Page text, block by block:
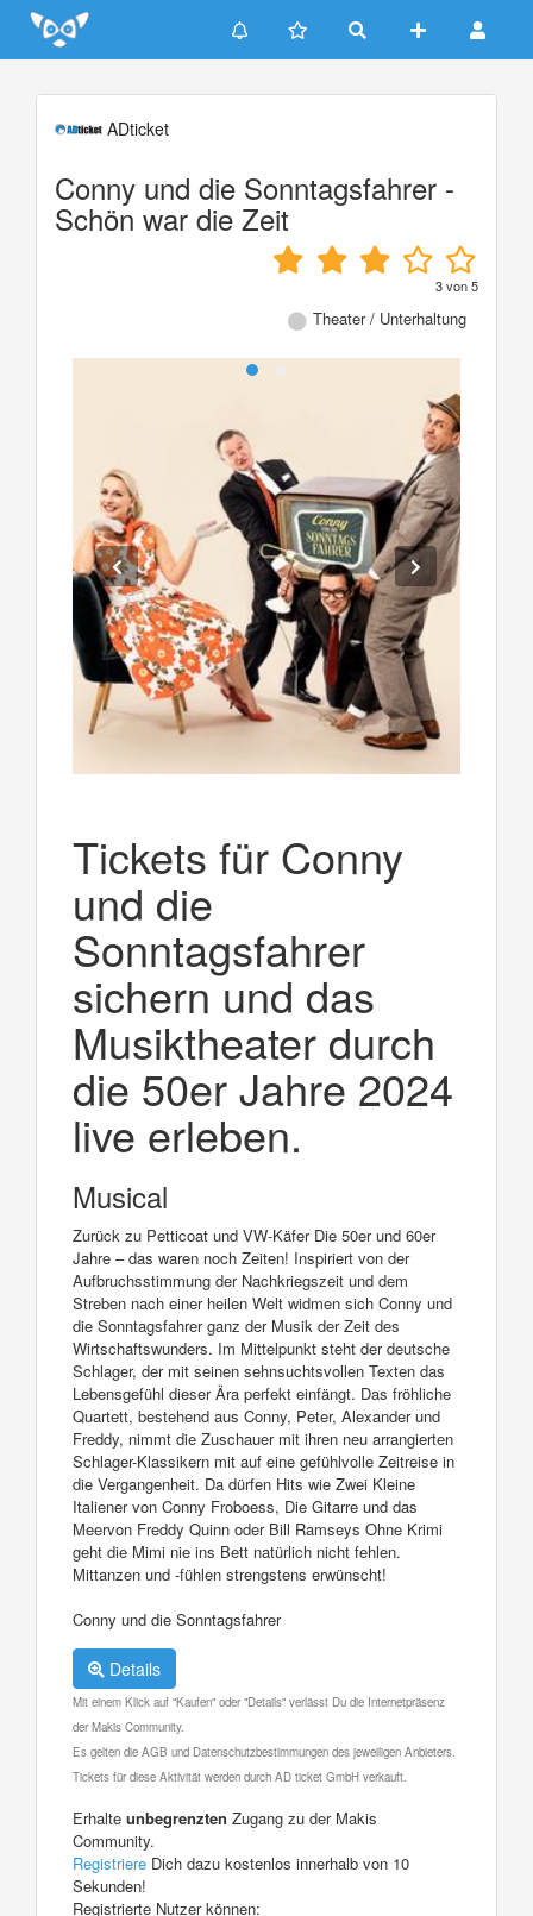
Update cookies preferences
ADticket
Conny und die Sonntagsfahrer -
Schön war die Zeit
3von5
Theater / Unterhaltung
Tickets für Conny
und die
Sonntagsfahrer
sichern und das
Musiktheater durch
die 50er Jahre 2024
live erleben.
Musical
Zurück zu Petticoat und VW-Käfer Die 50er und 60er
Jahre – das waren noch Zeiten! Inspiriert von der
Aufbruchsstimmung der Nachkriegszeit und dem
Streben nach einer heilen Welt widmen sich Conny und
die Sonntagsfahrer ganz der Musik der Zeit des
Wirtschaftswunders. Im Mittelpunkt steht der deutsche
Schlager, der mit seinen sehnsuchtsvollen Texten das
Lebensgefühl dieser Ära perfekt einfängt. Das fröhliche
Quartett, bestehend aus Conny, Peter, Alexander und
Freddy, nimmt die Zuschauer mit ihren neu arrangierten
Schlager-Klassikern mit auf eine gefühlvolle Zeitreise in
die Vergangenheit. Da dürfen Hits wie Zwei Kleine
Italiener von Conny Froboess, Die Gitarre und das
Meervon Freddy Quinn oder Bill Ramseys Ohne Krimi
geht die Mimi nie ins Bett natürlich nicht fehlen.
Mittanzen und -fühlen strengstens erwünscht!
Conny und die Sonntagsfahrer
Details
Mit einem Klick auf "Kaufen" oder "Details" verlässt Du die Internetpräsenz
der Makis Community.
Es gelten die AGB und Datenschutzbestimmungen des jeweiligen Anbieters.
Tickets für diese Aktivität werden durch AD ticket GmbH verkauft.
Erhalte unbegrenzten Zugang zu der Makis
Community.
Registriere Dich dazu kostenlos innerhalb von 10
Sekunden!
Registrierte Nutzer können: